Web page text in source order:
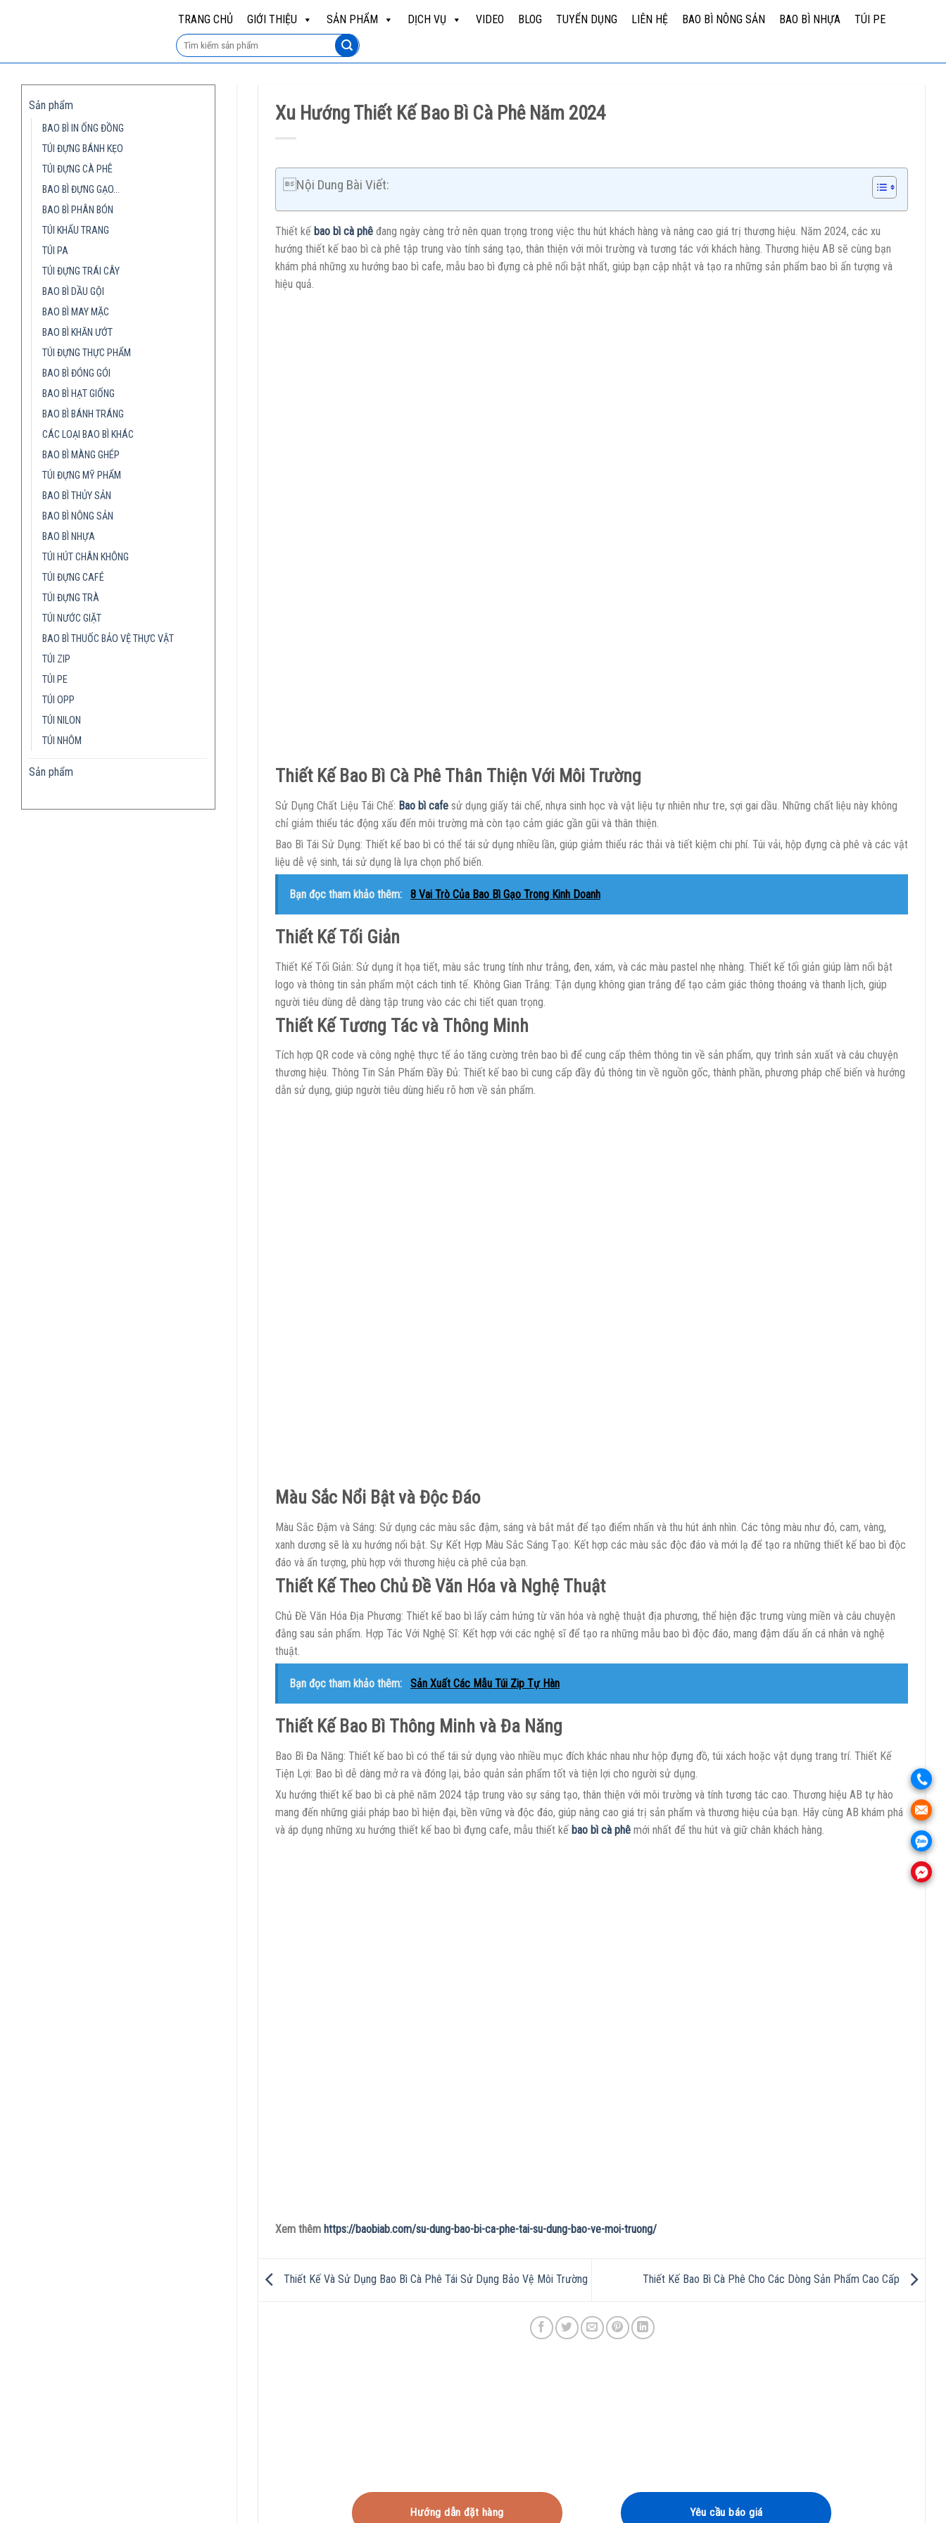
TRANG CHỦ GIỚI THIỆU SẢN PHẨM DỊCH VỤ VIDEO BLOG TUYỂN DỤNG LIÊN HỆ BAO BÌ NÔNG SẢN BAO BÌ NHỰA TÚI PE
Sản phẩm
BAO BÌ IN ỐNG ĐỒNG
TÚI ĐỰNG BÁNH KẸO
TÚI ĐỰNG CÀ PHÊ
BAO BÌ ĐỰNG GẠO…
BAO BÌ PHÂN BÓN
TÚI KHẨU TRANG
TÚI PA
TÚI ĐỰNG TRÁI CÂY
BAO BÌ DẦU GỘI
BAO BÌ MAY MẶC
BAO BÌ KHĂN ƯỚT
TÚI ĐỰNG THỰC PHẨM
BAO BÌ ĐÓNG GÓI
BAO BÌ HẠT GIỐNG
BAO BÌ BÁNH TRÁNG
CÁC LOẠI BAO BÌ KHÁC
BAO BÌ MÀNG GHÉP
TÚI ĐỰNG MỸ PHẨM
BAO BÌ THỦY SẢN
BAO BÌ NÔNG SẢN
BAO BÌ NHỰA
TÚI HÚT CHÂN KHÔNG
TÚI ĐỰNG CAFÉ
TÚI ĐỰNG TRÀ
TÚI NƯỚC GIẶT
BAO BÌ THUỐC BẢO VỆ THỰC VẬT
TÚI ZIP
TÚI PE
TÚI OPP
TÚI NILON
TÚI NHÔM
Sản phẩm
Xu Hướng Thiết Kế Bao Bì Cà Phê Năm 2024
Nội Dung Bài Viết:
Thiết kế bao bì cà phê đang ngày càng trở nên quan trọng trong việc thu hút khách hàng và nâng cao giá trị thương hiệu. Năm 2024, các xu
hướng thiết kế bao bì cà phê tập trung vào tính sáng tạo, thân thiện với môi trường và tương tác với khách hàng. Thương hiệu AB sẽ cùng bạn
khám phá những xu hướng bao bì cafe, mẫu bao bì đựng cà phê nổi bật nhất, giúp bạn cập nhật và tạo ra những sản phẩm bao bì ấn tượng và
hiệu quả.
Thiết Kế Bao Bì Cà Phê Thân Thiện Với Môi Trường
Sử Dụng Chất Liệu Tái Chế: Bao bì cafe sử dụng giấy tái chế, nhựa sinh học và vật liệu tự nhiên như tre, sợi gai dầu. Những chất liệu này không
chỉ giảm thiểu tác động xấu đến môi trường mà còn tạo cảm giác gần gũi và thân thiện.
Bao Bì Tái Sử Dụng: Thiết kế bao bì có thể tái sử dụng nhiều lần, giúp giảm thiểu rác thải và tiết kiệm chi phí. Túi vải, hộp đựng cà phê và các vật
liệu dễ vệ sinh, tái sử dụng là lựa chọn phổ biến.
Bạn đọc tham khảo thêm: 8 Vai Trò Của Bao Bì Gạo Trong Kinh Doanh
Thiết Kế Tối Giản
Thiết Kế Tối Giản: Sử dụng ít họa tiết, màu sắc trung tính như trắng, đen, xám, và các màu pastel nhẹ nhàng. Thiết kế tối giản giúp làm nổi bật
logo và thông tin sản phẩm một cách tinh tế. Không Gian Trắng: Tận dụng không gian trắng để tạo cảm giác thông thoáng và thanh lịch, giúp
người tiêu dùng dễ dàng tập trung vào các chi tiết quan trọng.
Thiết Kế Tương Tác và Thông Minh
Tích hợp QR code và công nghệ thực tế ảo tăng cường trên bao bì để cung cấp thêm thông tin về sản phẩm, quy trình sản xuất và câu chuyện
thương hiệu. Thông Tin Sản Phẩm Đầy Đủ: Thiết kế bao bì cung cấp đầy đủ thông tin về nguồn gốc, thành phần, phương pháp chế biến và hướng
dẫn sử dụng, giúp người tiêu dùng hiểu rõ hơn về sản phẩm.
Màu Sắc Nổi Bật và Độc Đáo
Màu Sắc Đậm và Sáng: Sử dụng các màu sắc đậm, sáng và bắt mắt để tạo điểm nhấn và thu hút ánh nhìn. Các tông màu như đỏ, cam, vàng,
xanh dương sẽ là xu hướng nổi bật. Sự Kết Hợp Màu Sắc Sáng Tạo: Kết hợp các màu sắc độc đáo và mới lạ để tạo ra những thiết kế bao bì độc
đáo và ấn tượng, phù hợp với thương hiệu cà phê của bạn.
Thiết Kế Theo Chủ Đề Văn Hóa và Nghệ Thuật
Chủ Đề Văn Hóa Địa Phương: Thiết kế bao bì lấy cảm hứng từ văn hóa và nghệ thuật địa phương, thể hiện đặc trưng vùng miền và câu chuyện
đằng sau sản phẩm. Hợp Tác Với Nghệ Sĩ: Kết hợp với các nghệ sĩ để tạo ra những mẫu bao bì độc đáo, mang đậm dấu ấn cá nhân và nghệ
thuật.
Bạn đọc tham khảo thêm: Sản Xuất Các Mẫu Túi Zip Tự Hàn
Thiết Kế Bao Bì Thông Minh và Đa Năng
Bao Bì Đa Năng: Thiết kế bao bì có thể tái sử dụng vào nhiều mục đích khác nhau như hộp đựng đồ, túi xách hoặc vật dụng trang trí. Thiết Kế
Tiện Lợi: Bao bì dễ dàng mở ra và đóng lại, bảo quản sản phẩm tốt và tiện lợi cho người sử dụng.
Xu hướng thiết kế bao bì cà phê năm 2024 tập trung vào sự sáng tạo, thân thiện với môi trường và tính tương tác cao. Thương hiệu AB tự hào
mang đến những giải pháp bao bì hiện đại, bền vững và độc đáo, giúp nâng cao giá trị sản phẩm và thương hiệu của bạn. Hãy cùng AB khám phá
và áp dụng những xu hướng thiết kế bao bì đựng cafe, mẫu thiết kế bao bì cà phê mới nhất để thu hút và giữ chân khách hàng.
Xem thêm https://baobiab.com/su-dung-bao-bi-ca-phe-tai-su-dung-bao-ve-moi-truong/
Thiết Kế Và Sử Dụng Bao Bì Cà Phê Tái Sử Dụng Bảo Vệ Môi Trường Thiết Kế Bao Bì Cà Phê Cho Các Dòng Sản Phẩm Cao Cấp
Hướng dẫn đặt hàng Yêu cầu báo giá
.
.
.
.